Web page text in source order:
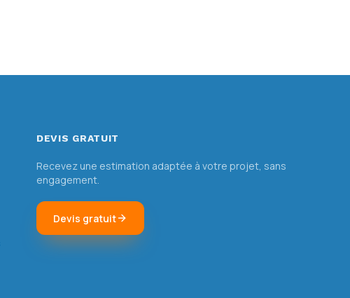
DEVIS GRATUIT
Recevez une estimation adaptée à votre projet, sans
engagement.
Devis gratuit